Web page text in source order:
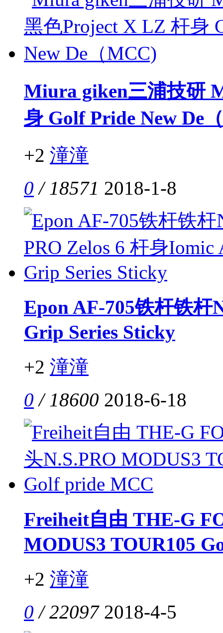
Miura giken三浦技研
身 Golf Pride New De
+2 潼潼
0 / 18571 2018-1-8
Epon AF-705铁杆铁杆
Grip Series Sticky
+2 潼潼
0 / 18600 2018-6-18
Freiheit自由 THE-G
MODUS3 TOUR105
+2 潼潼
0 / 22097 2018-4-5